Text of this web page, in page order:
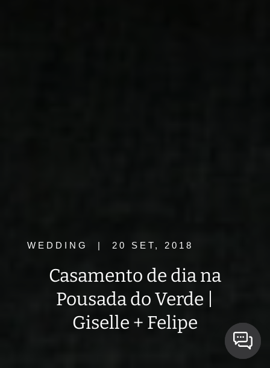
WEDDING | 20 SET, 2018
Casamento de dia na
Pousada do Verde |
Giselle + Felipe